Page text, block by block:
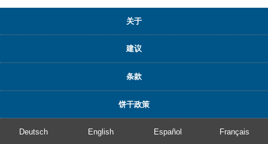
关于
建议
条款
饼干政策
Deutsch English Español Français